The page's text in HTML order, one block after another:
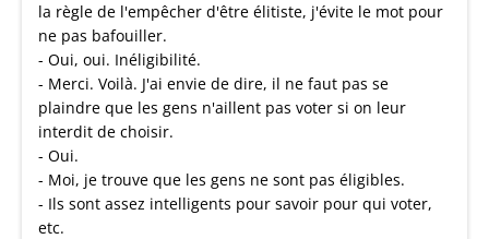
la règle de l'empêcher d'être élitiste, j'évite le mot pour
ne pas bafouiller.
- Oui, oui. Inéligibilité.
- Merci. Voilà. J'ai envie de dire, il ne faut pas se
plaindre que les gens n'aillent pas voter si on leur
interdit de choisir.
- Oui.
- Moi, je trouve que les gens ne sont pas éligibles.
- Ils sont assez intelligents pour savoir pour qui voter,
etc.